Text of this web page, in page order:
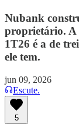
Nubank
proprietário. A
1T26 é a de
ele tem.
jun 09, 2026
Escute.
5